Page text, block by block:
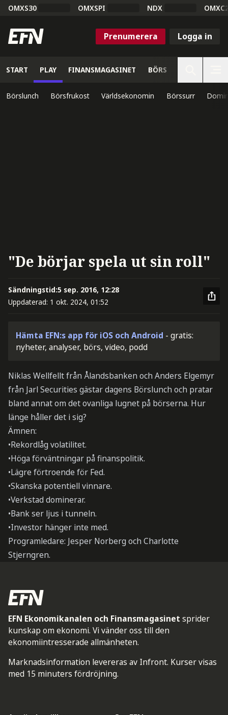
OMXS30 OMXSPI NDX
Prenumerera Logga in
START PLAY FINANSMAGASINET BÖRS
Börslunch Börsfrukost Världsekonomin Börssurr
"De börjar spela ut sin roll"
Sändningstid:5 sep. 2016, 12:28
Uppdaterad: 1 okt. 2024, 01:52
Hämta EFN:s app för iOS och Android - gratis:
nyheter, analyser, börs, video, podd
Niklas Wellfellt från Ålandsbanken och Anders Elgemyr
från Jarl Securities gästar dagens Börslunch och pratar
bland annat om det ovanliga lugnet på börserna. Hur
länge håller det i sig?
Ämnen:
•Rekordlåg volatilitet.
•Höga förväntningar på finanspolitik.
•Lägre förtroende för Fed.
•Skanska potentiell vinnare.
•Verkstad dominerar.
•Bank ser ljus i tunneln.
•Investor hänger inte med.
Programledare: Jesper Norberg och Charlotte
Stjerngren.
EFN Ekonomikanalen och Finansmagasinet sprider
kunskap om ekonomi. Vi vänder oss till den
ekonomiintresserade allmänheten.
Marknadsinformation levereras av Infront. Kurser visas
med 15 minuters fördröjning.